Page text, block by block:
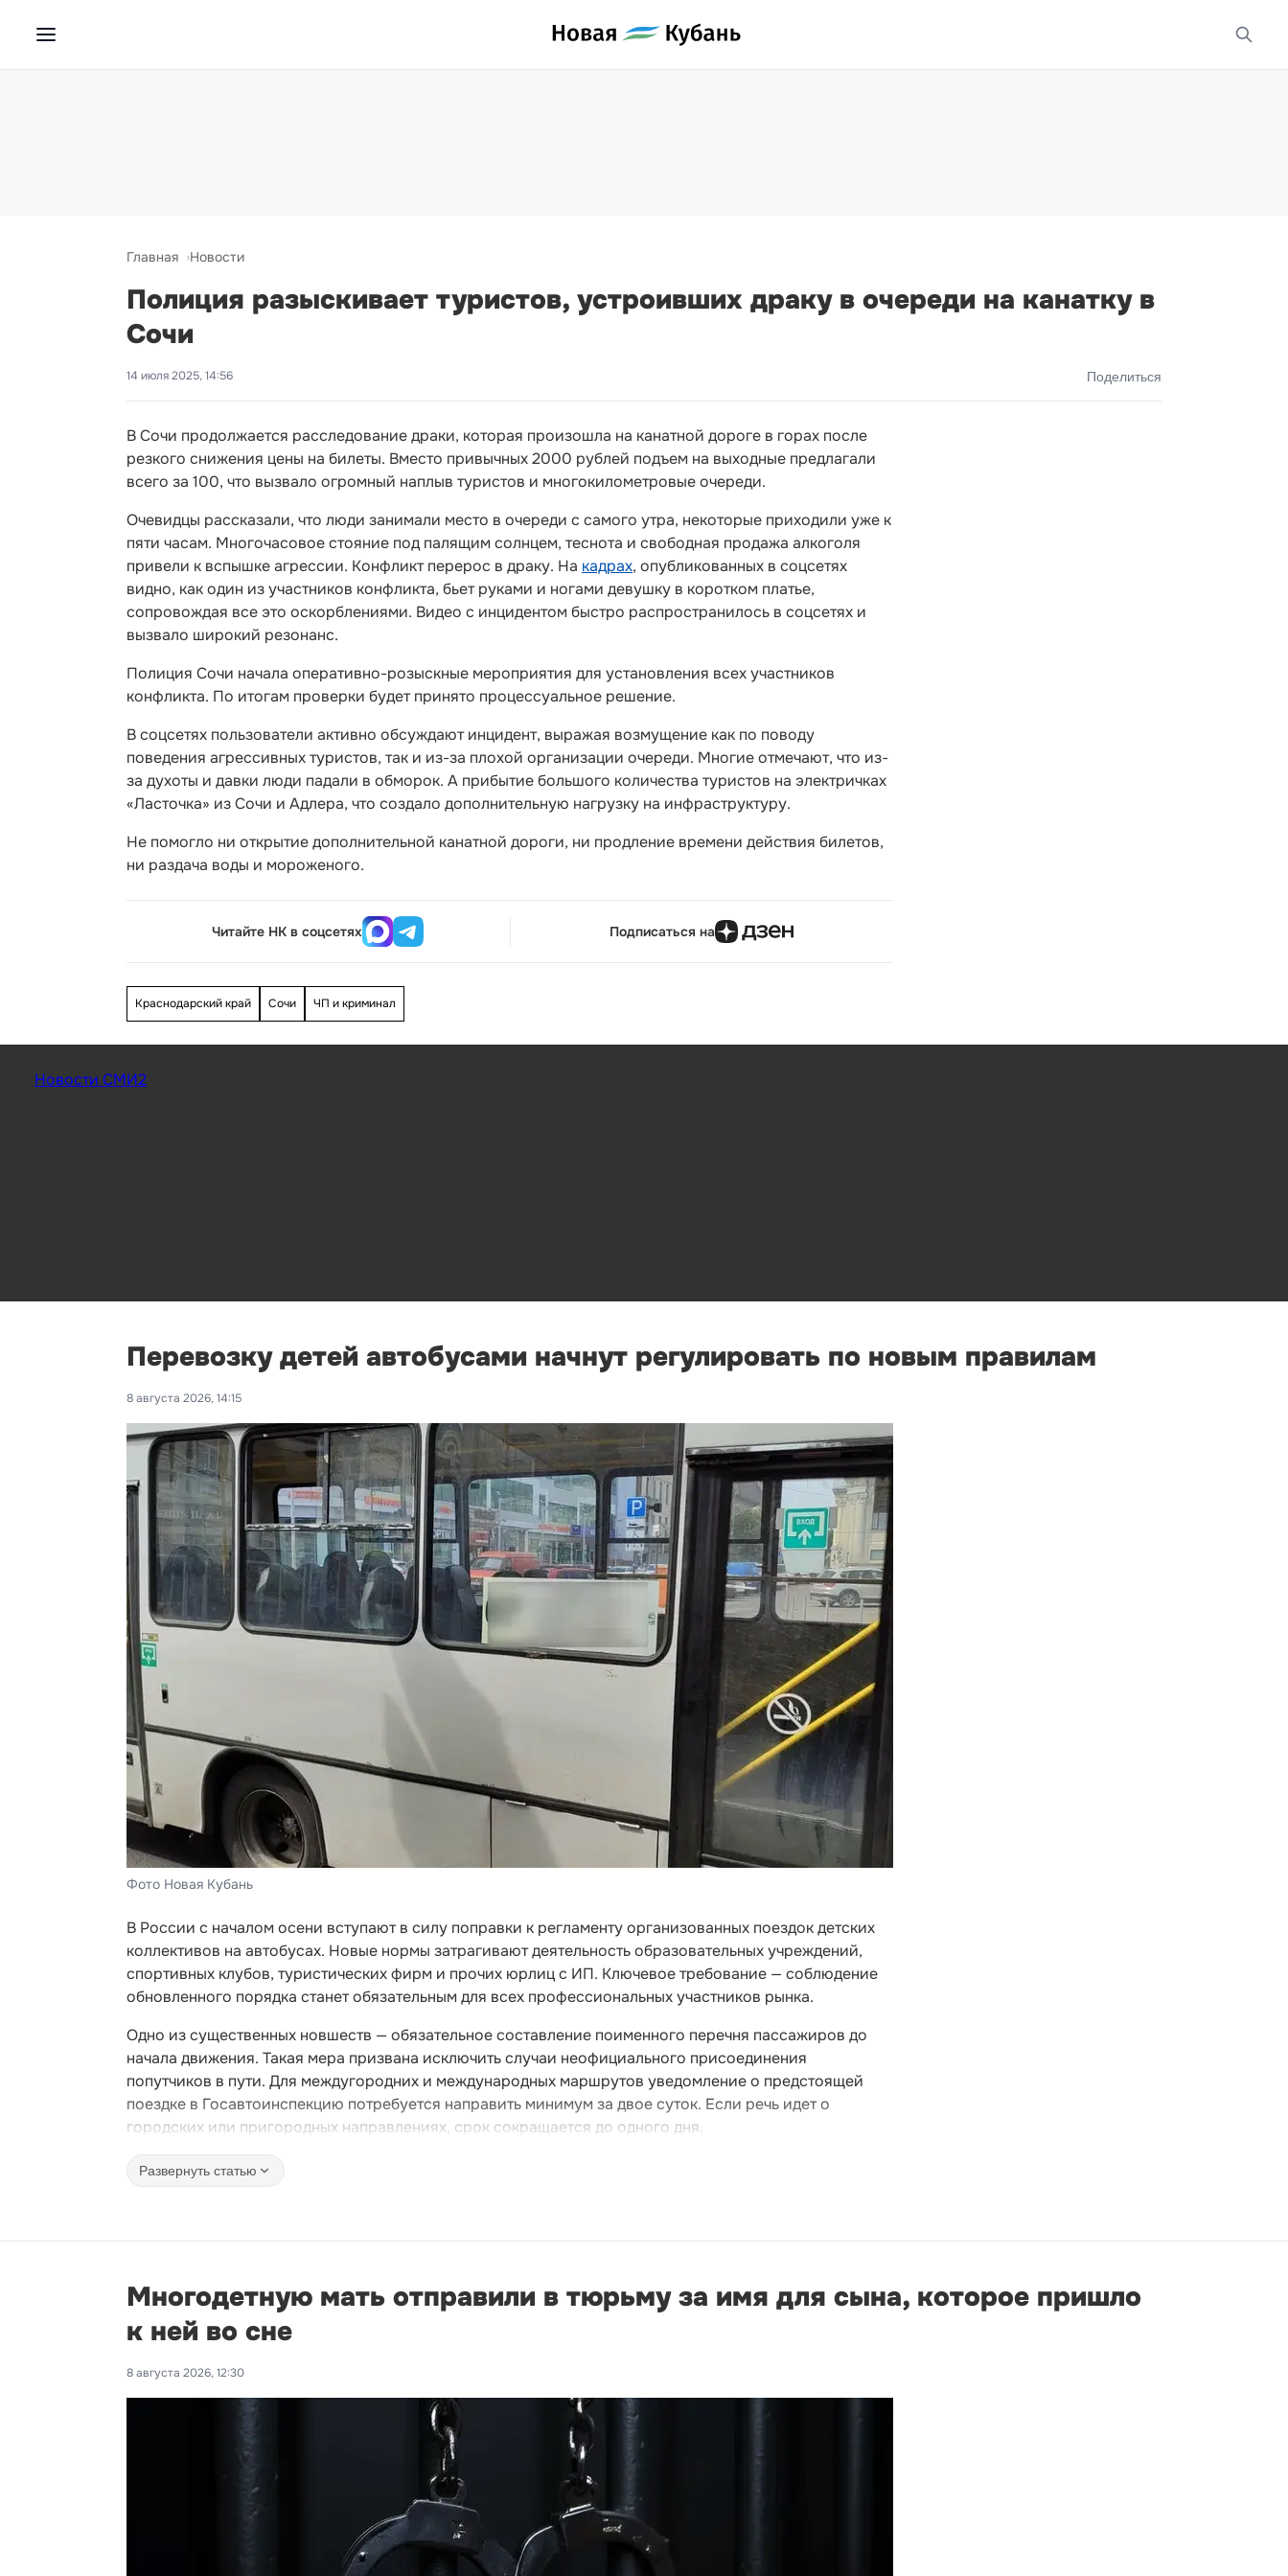
Главная Новости
Полиция разыскивает туристов, устроивших драку в очереди на канатку в
Сочи
14 июля 2025, 14:56 Поделиться
В Сочи продолжается расследование драки, которая произошла на канатной дороге в горах после
резкого снижения цены на билеты. Вместо привычных 2000 рублей подъем на выходные предлагали
всего за 100, что вызвало огромный наплыв туристов и многокилометровые очереди.
Очевидцы рассказали, что люди занимали место в очереди с самого утра, некоторые приходили уже к
пяти часам. Многочасовое стояние под палящим солнцем, теснота и свободная продажа алкоголя
привели к вспышке агрессии. Конфликт перерос в драку. На кадрах, опубликованных в соцсетях
видно, как один из участников конфликта, бьет руками и ногами девушку в коротком платье,
сопровождая все это оскорблениями. Видео с инцидентом быстро распространилось в соцсетях и
вызвало широкий резонанс.
Полиция Сочи начала оперативно-розыскные мероприятия для установления всех участников
конфликта. По итогам проверки будет принято процессуальное решение.
В соцсетях пользователи активно обсуждают инцидент, выражая возмущение как по поводу
поведения агрессивных туристов, так и из-за плохой организации очереди. Многие отмечают, что из-
за духоты и давки люди падали в обморок. А прибытие большого количества туристов на электричках
«Ласточка» из Сочи и Адлера, что создало дополнительную нагрузку на инфраструктуру.
Не помогло ни открытие дополнительной канатной дороги, ни продление времени действия билетов,
ни раздача воды и мороженого.
Читайте НК в соцсетях Подписаться на
Краснодарский край Сочи ЧП и криминал
Новости СМИ2
Перевозку детей автобусами начнут регулировать по новым правилам
8 августа 2026, 14:15
Фото Новая Кубань
В России с началом осени вступают в силу поправки к регламенту организованных поездок детских
коллективов на автобусах. Новые нормы затрагивают деятельность образовательных учреждений,
спортивных клубов, туристических фирм и прочих юрлиц с ИП. Ключевое требование — соблюдение
обновленного порядка станет обязательным для всех профессиональных участников рынка.
Одно из существенных новшеств — обязательное составление поименного перечня пассажиров до
начала движения. Такая мера призвана исключить случаи неофициального присоединения
попутчиков в пути. Для междугородних и международных маршрутов уведомление о предстоящей
поездке в Госавтоинспекцию потребуется направить минимум за двое суток. Если речь идет о
городских или пригородных направлениях, срок сокращается до одного дня.
Развернуть статью
Многодетную мать отправили в тюрьму за имя для сына, которое пришло
к ней во сне
8 августа 2026, 12:30